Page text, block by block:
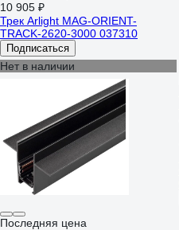
10 905 ₽
Трек Arlight MAG-ORIENT-
TRACK-2620-3000 037310
Подписаться
Нет в наличии
Последняя цена